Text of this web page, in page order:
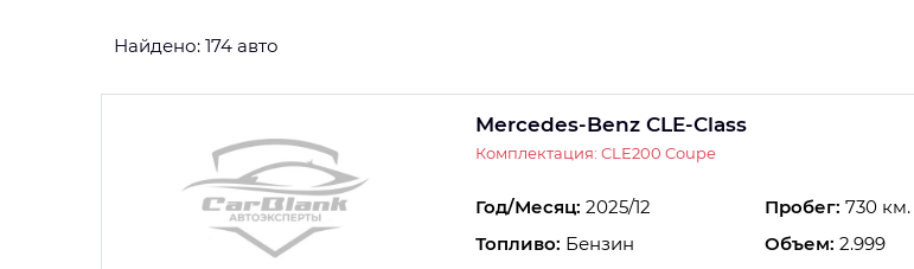
Найдено: 174 авто
Mercedes-Benz CLE-Class
Комплектация: CLE200 Coupe
Год/Месяц: 2025/12 Пробег: 730 км.
Топливо: Бензин Объем: 2.999